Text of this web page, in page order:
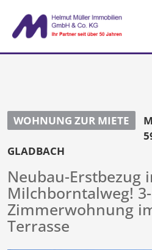
WOHNUNG ZUR MIETE
GLADBACH
Neubau-Erstbezug
Milchborntalweg! 3-
Zimmerwohnung
Terrasse